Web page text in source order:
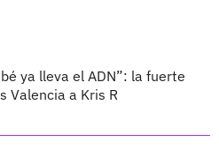
ya lleva el ADN”: la fuerte
Valencia a Kris R